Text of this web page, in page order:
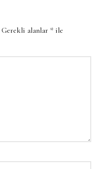
Gerekli alanlar * ile